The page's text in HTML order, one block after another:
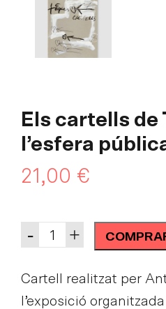
Els cartells de
l’esfera
21,00 €
Quantity +
-
Cartell realitzat per
l’exposició